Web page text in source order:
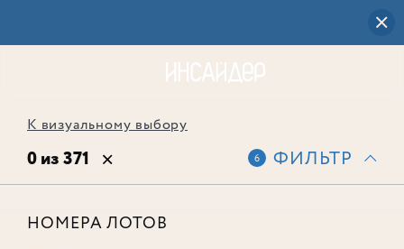
К визуальному выбору
0 из 371 6 ФИЛЬТР
НОМЕРА ЛОТОВ